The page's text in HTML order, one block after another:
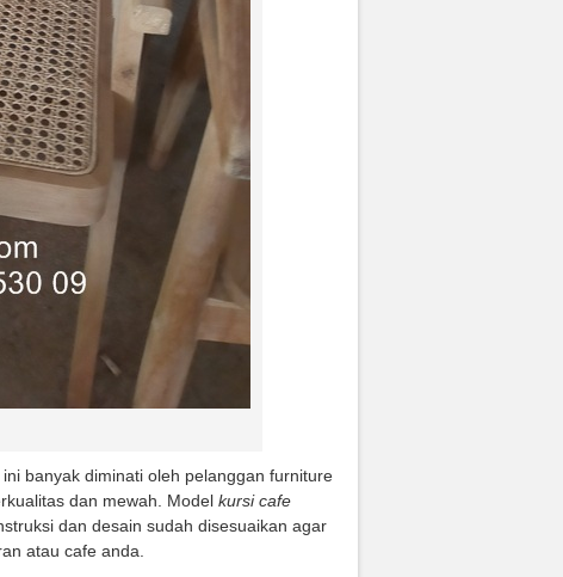
banyak diminati oleh pelanggan furniture
dan mewah. Model kursi cafe
dan desain sudah disesuaikan agar
atau cafe anda.